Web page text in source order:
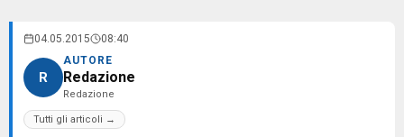
04.05.2015 08:40
R
AUTORE
Redazione
Redazione
Tutti gli articoli →